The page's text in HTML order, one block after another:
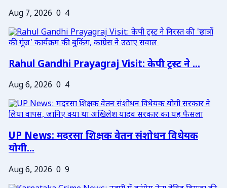
Aug 7, 2026 0 4
Rahul Gandhi Prayagraj Visit: केपी ट्रस्ट ने ...
Aug 6, 2026 0 4
UP News: मदरसा शिक्षक वेतन संशोधन विधेयक
योगी...
Aug 6, 2026 0 9